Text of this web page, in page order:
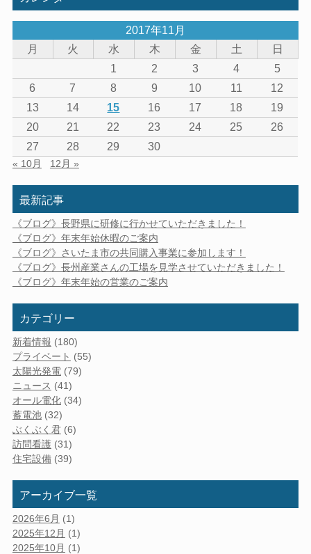
2017年11月
月
火 水 木 金 土
日
1
2 3 4
5
6
7 8 9 10 11
12
13
14 15 16 17 18
19
20
21 22 23 24 25
26
27
28 29 30
« 10月 12月 »
最新記事
《ブログ》長野県に研修に行かせていただきました！
《ブログ》年末年始休暇のご案内
《ブログ》さいたま市の共同購入事業に参加します！
《ブログ》長州産業さんの工場を見学させていただきました！
《ブログ》年末年始の営業のご案内
カテゴリー
新着情報 (180)
プライベート (55)
太陽光発電(79)
ニュース (41)
オール電化(34)
蓄電池(32)
ぶくぶく君(6)
訪問看護 (31)
住宅設備(39)
アーカイブ一覧
2026年6月 (1)
2025年12月 (1)
2025年10月 (1)